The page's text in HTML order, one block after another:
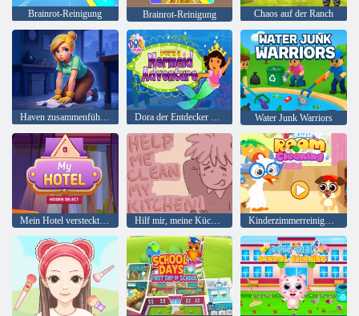
Brainrot-Reinigung Brainrot-Reinigung Chaos auf der Ranch
Water Junk Warriors
Hilf mir, meine Küche zu reinigen